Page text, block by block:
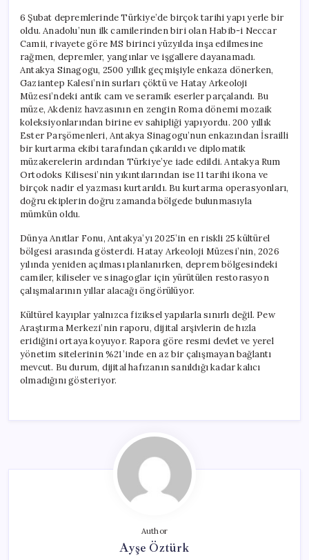
6 Şubat depremlerinde Türkiye’de birçok tarihi yapı yerle bir
oldu. Anadolu’nun ilk camilerinden biri olan Habib-i Neccar
Camii, rivayete göre MS birinci yüzyılda inşa edilmesine
rağmen, depremler, yangınlar ve işgallere dayanamadı.
Antakya Sinagogu, 2500 yıllık geçmişiyle enkaza dönerken,
Gaziantep Kalesi’nin surları çöktü ve Hatay Arkeoloji
Müzesi’ndeki antik cam ve seramik eserler parçalandı. Bu
müze, Akdeniz havzasının en zengin Roma dönemi mozaik
koleksiyonlarından birine ev sahipliği yapıyordu. 200 yıllık
Ester Parşömenleri, Antakya Sinagogu’nun enkazından İsrailli
bir kurtarma ekibi tarafından çıkarıldı ve diplomatik
müzakerelerin ardından Türkiye’ye iade edildi. Antakya Rum
Ortodoks Kilisesi’nin yıkıntılarından ise 11 tarihi ikona ve
birçok nadir el yazması kurtarıldı. Bu kurtarma operasyonları,
doğru ekiplerin doğru zamanda bölgede bulunmasıyla
mümkün oldu.
Dünya Anıtlar Fonu, Antakya’yı 2025’in en riskli 25 kültürel
bölgesi arasında gösterdi. Hatay Arkeoloji Müzesi’nin, 2026
yılında yeniden açılması planlanırken, deprem bölgesindeki
camiler, kiliseler ve sinagoglar için yürütülen restorasyon
çalışmalarının yıllar alacağı öngörülüyor.
Kültürel kayıplar yalnızca fiziksel yapılarla sınırlı değil. Pew
Araştırma Merkezi’nin raporu, dijital arşivlerin de hızla
eridiğini ortaya koyuyor. Rapora göre resmi devlet ve yerel
yönetim sitelerinin %21’inde en az bir çalışmayan bağlantı
mevcut. Bu durum, dijital hafızanın sanıldığı kadar kalıcı
olmadığını gösteriyor.
Author
Ayşe Öztürk